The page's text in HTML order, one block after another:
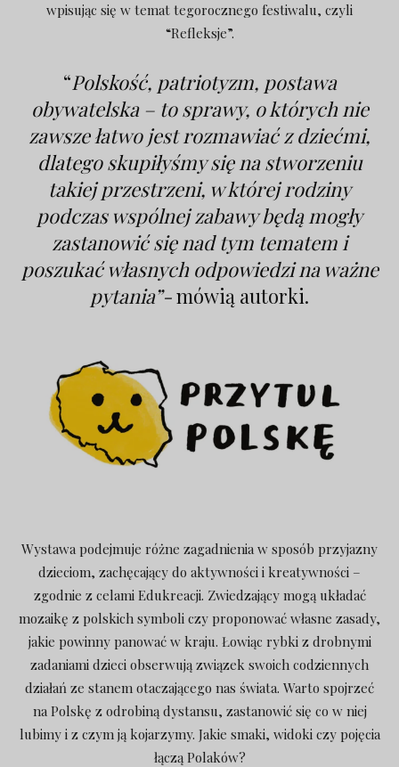
wpisując się w temat tegorocznego festiwalu, czyli
“Refleksje”.
“Polskość, patriotyzm, postawa
obywatelska – to sprawy, o których nie
zawsze łatwo jest rozmawiać z dziećmi,
dlatego skupiłyśmy się na stworzeniu
takiej przestrzeni, w której rodziny
podczas wspólnej zabawy będą mogły
zastanowić się nad tym tematem i
poszukać własnych odpowiedzi na ważne
pytania”-mówią autorki.
Wystawa podejmuje różne zagadnienia w sposób przyjazny
dzieciom, zachęcający do aktywności i kreatywności –
zgodnie z celami Edukreacji. Zwiedzający mogą układać
mozaikę z polskich symboli czy proponować własne zasady,
jakie powinny panować w kraju. Łowiąc rybki z drobnymi
zadaniami dzieci obserwują związek swoich codziennych
działań ze stanem otaczającego nas świata. Warto spojrzeć
na Polskę z odrobiną dystansu, zastanowić się co w niej
lubimy i z czym ją kojarzymy. Jakie smaki, widoki czy pojęcia
łączą Polaków?